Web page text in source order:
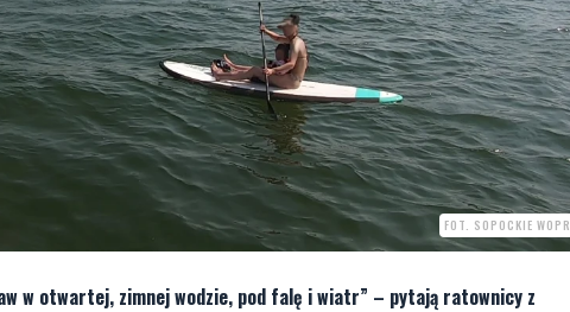
FOT. SOPOCKIE WOPR
w otwartej, zimnej wodzie, pod falę i wiatr” – pytają ratownicy z